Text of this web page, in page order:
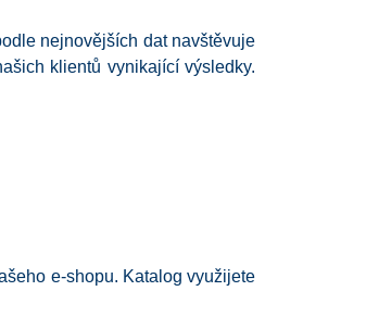
nejnovějších dat navštěvuje
klientů vynikající výsledky.
e-shopu. Katalog využijete